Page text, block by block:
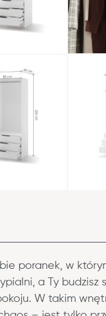
poranek, w
a Ty budzisz
W takim